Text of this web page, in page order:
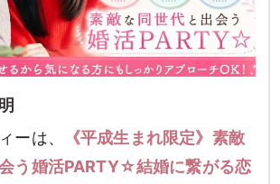
ーは、
《平成生まれ限定》素敵
う婚活PARTY☆結婚に繋がる恋